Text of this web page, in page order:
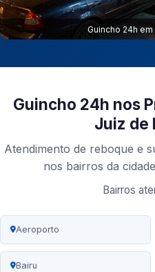
Guincho 24h em
Guincho 24h nos
Juiz de
Atendimento de reboque e
nos bairros da
Bairros
Aeroporto
Bairu